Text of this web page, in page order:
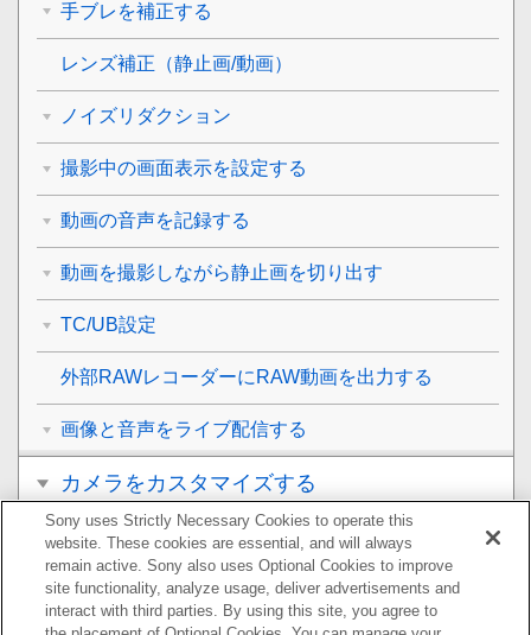
手ブレを補正する
レンズ補正 （静止画/動画）
ノイズリダクション
撮影中の画面表示を設定する
動画の音声を記録する
動画を撮影しながら静止画を切り出す
TC/UB設定
外部RAWレコーダーにRAW動画を出力する
画像と音声をライブ配信する
カメラをカスタマイズする
再生する
カメラの設定を変更する
Sony uses Strictly Necessary Cookies to operate this
website. These cookies are essential, and will always
remain active. Sony also uses Optional Cookies to improve
site functionality, analyze usage, deliver advertisements and
interact with third parties. By using this site, you agree to